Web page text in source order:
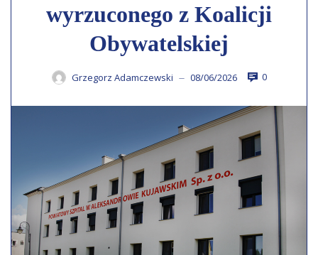
wyrzuconego z Koalicji
Obywatelskiej
Grzegorz Adamczewski — 08/06/2026 0